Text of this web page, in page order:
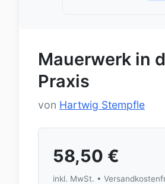
Mauerwerk in
Praxis
von Hartwig Stempfle
58,50 €
inkl. MwSt. •